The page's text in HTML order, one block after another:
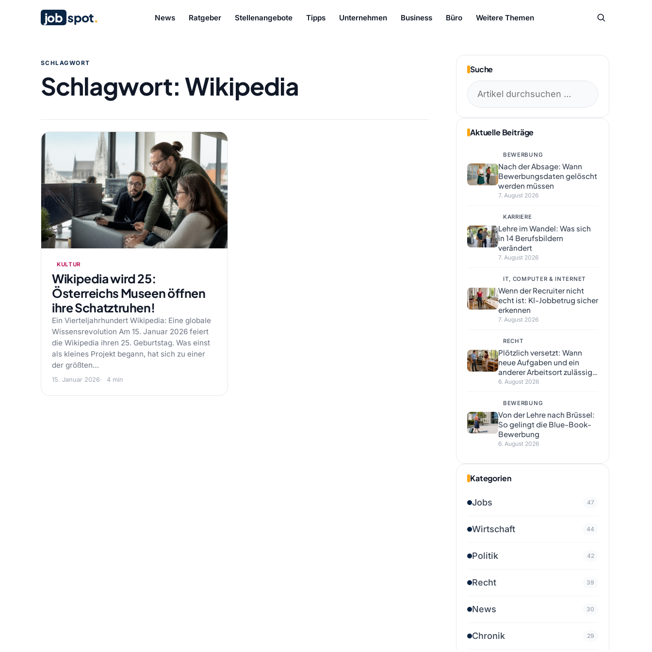
job spot. News Ratgeber Stellenangebote Tipps Unternehmen Business Büro Weitere Themen
SCHLAGWORT
Schlagwort:Wikipedia
KULTUR
Wikipedia wird 25:
Österreichs Museen öffnen
ihre Schatztruhen!
Ein Vierteljahrhundert Wikipedia: Eine globale
Wissensrevolution Am 15. Januar 2026 feiert
die Wikipedia ihren 25. Geburtstag. Was einst
als kleines Projekt begann, hat sich zu einer
der größten…
15. Januar 2026 4 min
Suche
Aktuelle Beiträge
BEWERBUNG
Nach der Absage: Wann
Bewerbungsdaten gelöscht
werden müssen
7. August 2026
KARRIERE
Lehre im Wandel: Was sich
in 14 Berufsbildern
verändert
7. August 2026
IT, COMPUTER & INTERNET
Wenn der Recruiter nicht
echt ist: KI-Jobbetrug sicher
erkennen
7. August 2026
RECHT
Plötzlich versetzt: Wann
neue Aufgaben und ein
anderer Arbeitsort zulässig
sind
6. August 2026
BEWERBUNG
Von der Lehre nach Brüssel:
So gelingt die Blue-Book-
Bewerbung
6. August 2026
Kategorien
Jobs 47
Wirtschaft 44
Politik 42
Recht 39
News 30
Chronik 29